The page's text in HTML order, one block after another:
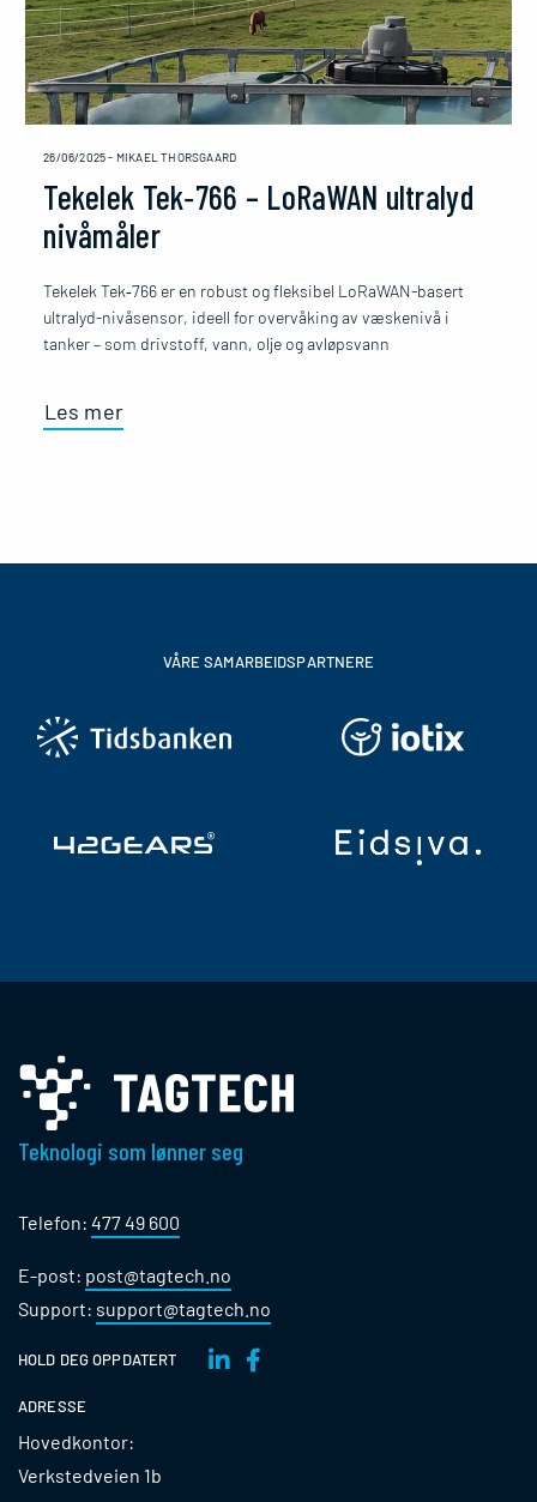
26/06/2025 - MIKAEL THORSGAARD
Tekelek Tek‑766 – LoRaWAN ultralyd
nivåmåler
Tekelek Tek‑766 er en robust og fleksibel LoRaWAN-basert
ultralyd-nivåsensor, ideell for overvåking av væskenivå i
tanker – som drivstoff, vann, olje og avløpsvann
Les mer
VÅRE SAMARBEIDSPARTNERE
Teknologi som lønner seg
Telefon: 477 49 600
E-post: post@tagtech.no
Support: support@tagtech.no
HOLD DEG OPPDATERT
ADRESSE
Hovedkontor:
Verkstedveien 1b